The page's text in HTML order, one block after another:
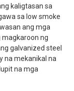
kaligtasan sa
sa low smoke
ang mga
magkaroon ng
galvanized steel
na mekanikal na
na mga